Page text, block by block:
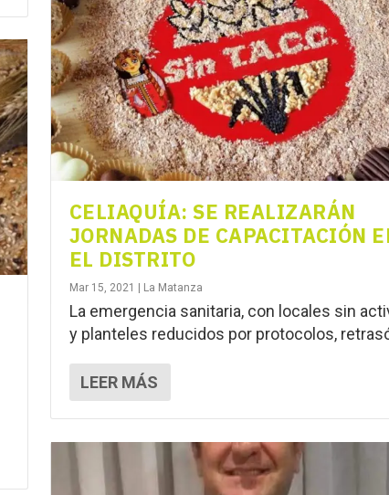
CELIAQUÍA: SE REALIZARÁN
JORNADAS DE CAPACITACIÓN
EL DISTRITO
Mar 15, 2021 | La Matanza
La emergencia sanitaria, con locales sin
y planteles reducidos por protocolos,
LEER MÁS